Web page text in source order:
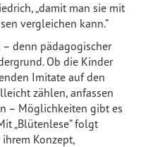
„damit man sie mit
vergleichen kann.“
denn pädagogischer
Ob die Kinder
Imitate auf den
zählen, anfassen
– Möglichkeiten gibt es
„Blütenlese“ folgt
Konzept,